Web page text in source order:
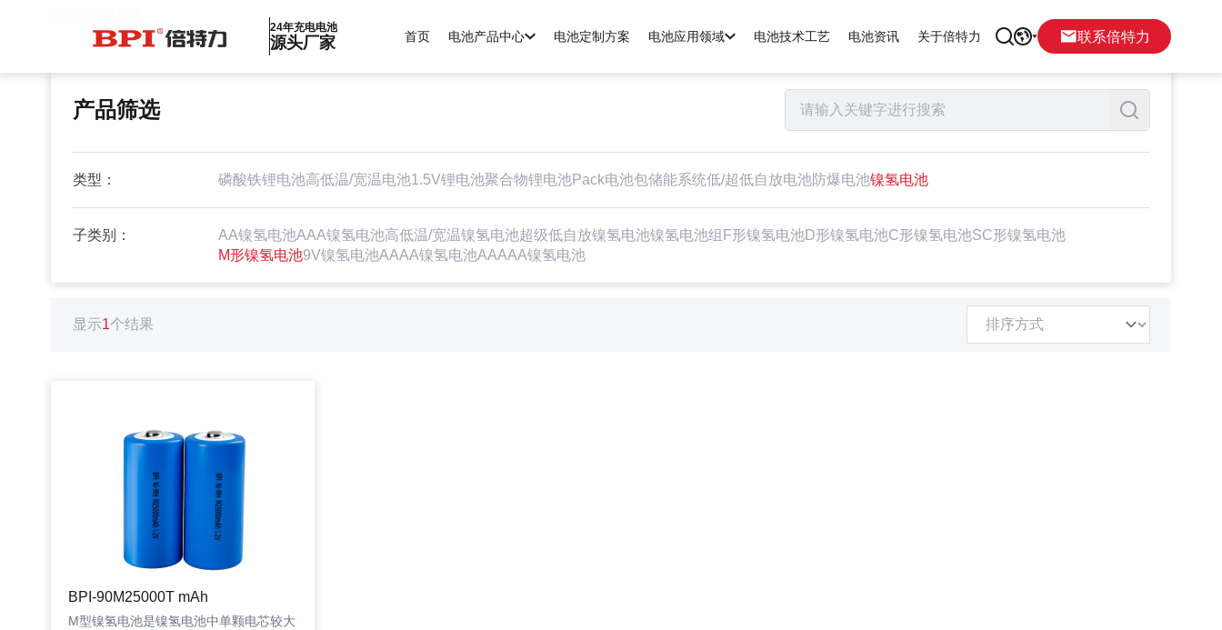
24年充电电池
源头厂家 首页 电池产品中心 电池定制方案 电池应用领域 电池技术工艺 电池资讯 关于倍特力 联系倍特力
产品筛选
类型： 磷酸铁锂电池高低温/宽温电池1.5V锂电池聚合物锂电池Pack电池包储能系统低/超低自放电池防爆电池镍氢电池
子类别： AA镍氢电池AAA镍氢电池高低温/宽温镍氢电池超级低自放镍氢电池镍氢电池组 F形镍氢电池D形镍氢电池C形镍氢电池SC形镍氢电池
M形镍氢电池9V镍氢电池AAAA镍氢电池AAAAA镍氢电池
显示1个结果
BPI-90M25000T mAh
M型镍氢电池是镍氢电池中单颗电芯较大